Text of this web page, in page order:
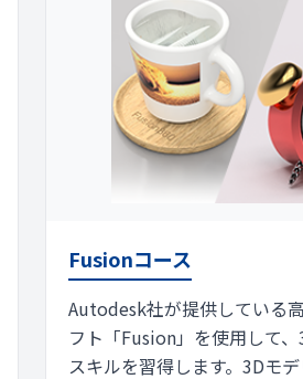
Fusionコース
Autodesk社が提供している
フト「Fusion」を使用して、
スキルを習得します。3Dモ